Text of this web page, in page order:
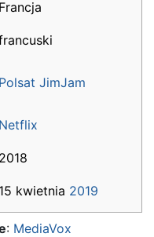
Francja
Polsat JimJam
Netflix
2018
15 kwietnia 2019
: MediaVox